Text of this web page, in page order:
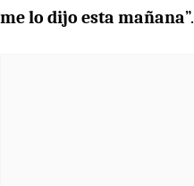
me lo dijo esta mañana”.